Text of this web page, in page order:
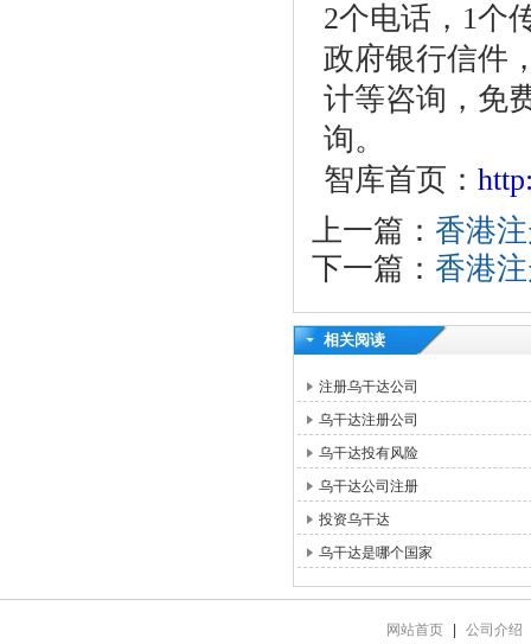
2个电话， 1个
政府银行信件
计等咨询，免
询。
智库首页：
上一篇： 香港
下一篇： 香港
相关阅读
注册乌干达公司
乌干达注册公司
乌干达投有风险
乌干达公司注册
投资乌干达
乌干达是哪个国家
网站首页 公司介绍